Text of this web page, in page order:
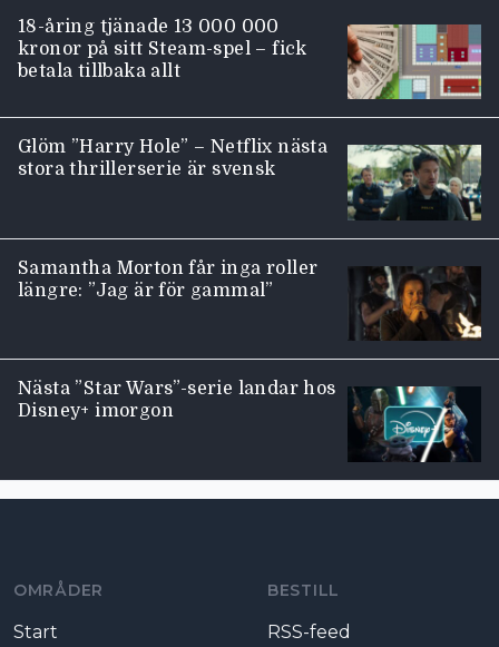
18-åring tjänade 13 000 000
kronor på sitt Steam-spel – fick
betala tillbaka allt
Glöm ”Harry Hole” – Netflix nästa
stora thrillerserie är svensk
Samantha Morton får inga roller
längre: ”Jag är för gammal”
Nästa ”Star Wars”-serie landar hos
Disney+ imorgon
OMRÅDER
Start
BESTILL
RSS-feed